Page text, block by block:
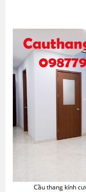
Cầu thang kính